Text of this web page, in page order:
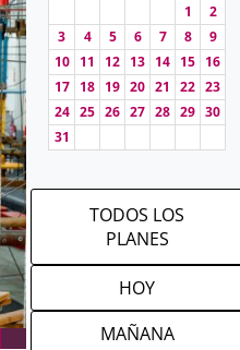
1
2
3
4 5 6 7 8
9
10 11 12 13 14 15 16
17 18 19 20 21 22 23
24 25 26 27 28 29 30
31
TODOS LOS
PLANES
HOY
MAÑANA